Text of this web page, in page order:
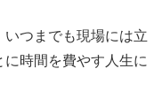
つまでも現場には立
時間を費やす人生に